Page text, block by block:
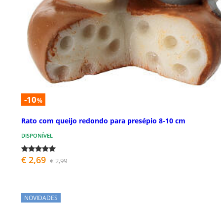
-10%
Rato com queijo redondo para presépio 8-10 cm
DISPONÍVEL
€ 2,69 € 2,99
NOVIDADES